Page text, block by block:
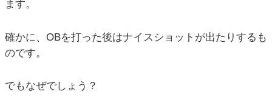
ます。
確かに、OBを打った後はナイスショットが出たりするも
のです。
でもなぜでしょう？